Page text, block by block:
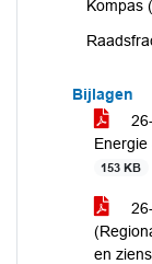
Kompas
Bijlagen
153 KB
en